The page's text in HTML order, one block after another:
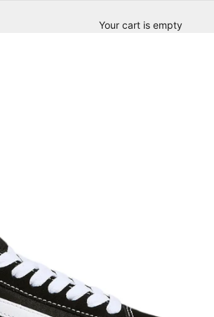
Your cart is empty